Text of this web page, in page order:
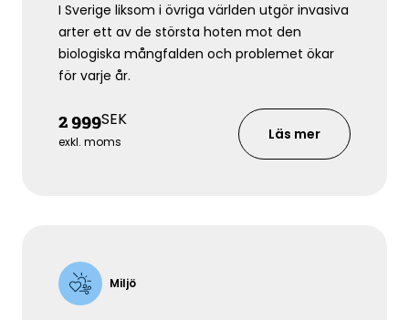
I Sverige liksom i övriga världen utgör invasiva
arter ett av de största hoten mot den
biologiska mångfalden och problemet ökar
för varje år.
2 999SEK
exkl. moms Läs mer
Miljö